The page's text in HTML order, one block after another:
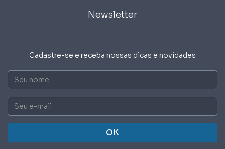
Newsletter
Cadastre-se e receba nossas dicas e novidades
Nome
Email
OK